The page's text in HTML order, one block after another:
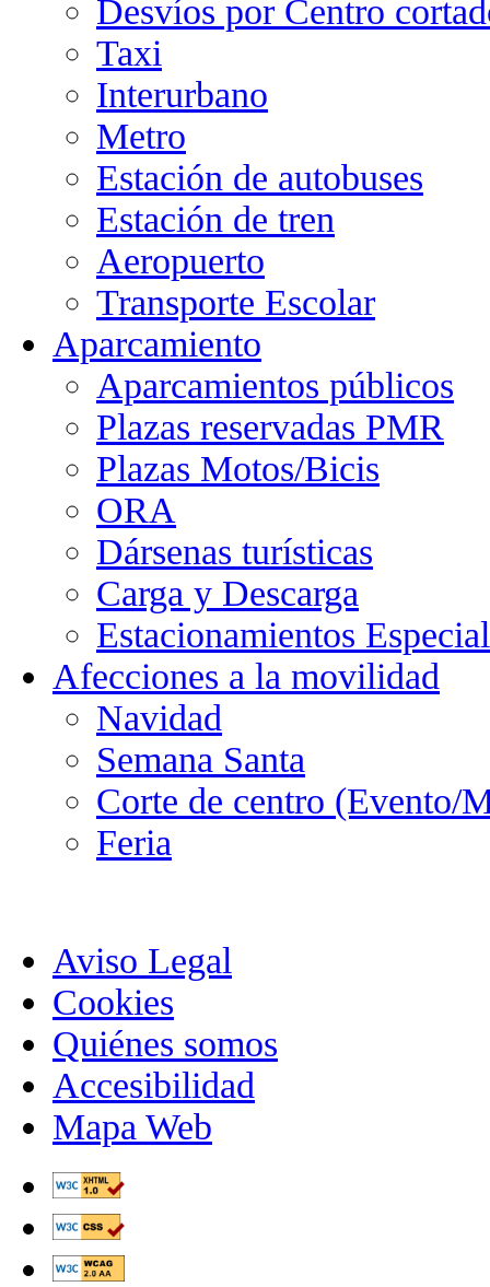
Desvíos por Centro
Taxi
Interurbano
Metro
Estación de autobuses
Estación de tren
Aeropuerto
Transporte Escolar
Aparcamiento
Aparcamientos públicos
Plazas reservadas PMR
Plazas Motos/Bicis
ORA
Dársenas turísticas
Carga y Descarga
Estacionamientos
Afecciones a la movilidad
Navidad
Semana Santa
Corte de centro (Evento/
Feria
Aviso Legal
Cookies
Quiénes somos
Accesibilidad
Mapa Web